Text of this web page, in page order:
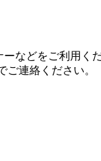
ーなどをご利用く
ご連絡ください。